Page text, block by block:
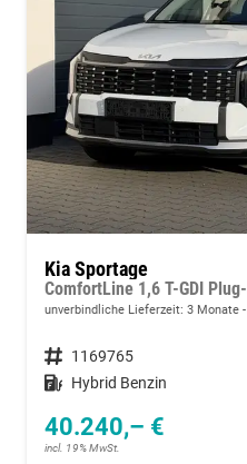
Kia Sportage
ComfortLine 1,6 T-GDI
unverbindliche Lieferzeit: 3 Monate
Fahrzeugnummer 1169765
Kraftstoff Hybrid Benzin
40.240,– €
incl. 19% MwSt.